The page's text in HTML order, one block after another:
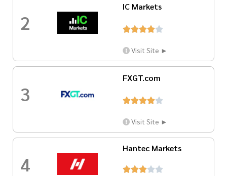
2
IC Markets

Visit Site ►
3
FXGT.com

Visit Site ►
4
Hantec Markets
